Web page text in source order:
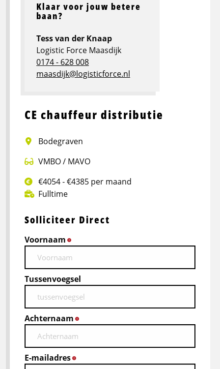
CE chauffeur distributie
Bodegraven
VMBO / MAVO
€4054 - €4385 per maand
Fulltime
Solliciteer Direct
Voornaam
Tussenvoegsel
Achternaam
E-mailadres
Klaar voor jouw betere
baan?
Tess van der Knaap
Logistic Force Maasdijk
0174 - 628 008
maasdijk@logisticforce.nl